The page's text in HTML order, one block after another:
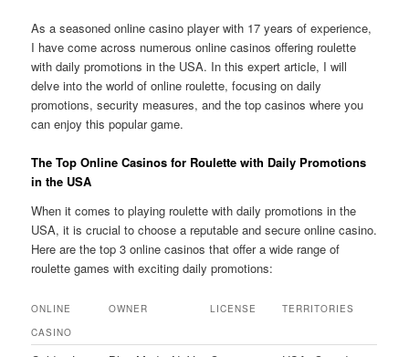
As a seasoned online casino player with 17 years of experience,
I have come across numerous online casinos offering roulette
with daily promotions in the USA. In this expert article, I will
delve into the world of online roulette, focusing on daily
promotions, security measures, and the top casinos where you
can enjoy this popular game.
The Top Online Casinos for Roulette with Daily Promotions
in the USA
When it comes to playing roulette with daily promotions in the
USA, it is crucial to choose a reputable and secure online casino.
Here are the top 3 online casinos that offer a wide range of
roulette games with exciting daily promotions:
ONLINE
CASINO
OWNER LICENSE TERRITORIES